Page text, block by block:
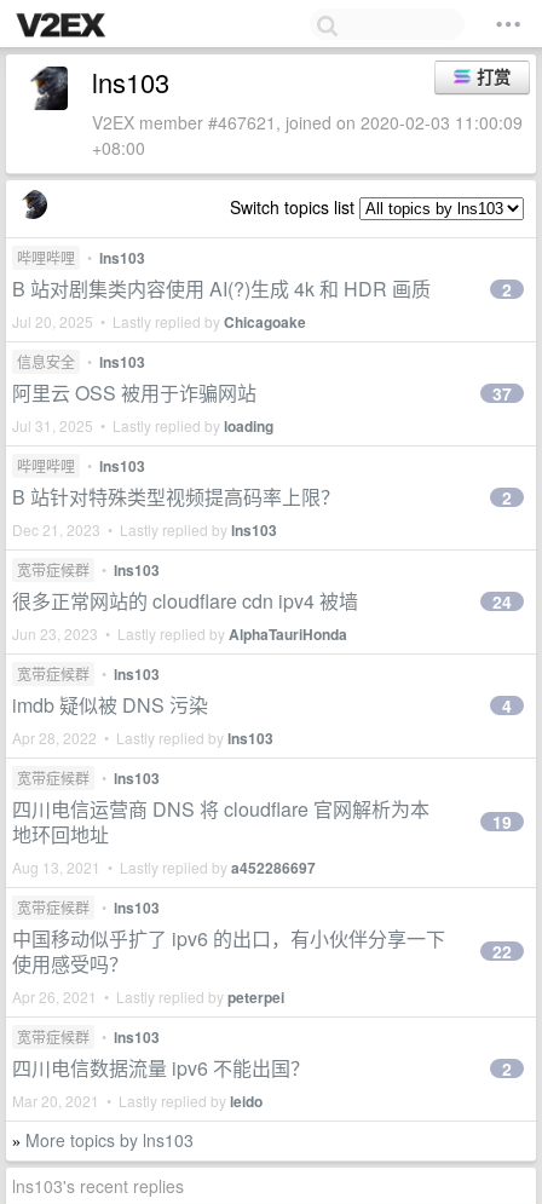
打赏
lns103
V2EX member #467621, joined on 2020-02-03 11:00:09
+08:00
Switch topics list
哔哩哔哩 • lns103
B 站对剧集类内容使用 AI(?)生成 4k 和 HDR 画质
Jul 20, 2025 • Lastly replied byChicagoake
2
信息安全 • lns103
阿里云 OSS 被用于诈骗网站
Jul 31, 2025 • Lastly replied byloading
37
哔哩哔哩 • lns103
B 站针对特殊类型视频提高码率上限？
Dec 21, 2023 • Lastly replied bylns103
2
宽带症候群 • lns103
很多正常网站的 cloudflare cdn ipv4 被墙
Jun 23, 2023 • Lastly replied byAlphaTauriHonda
24
宽带症候群 • lns103
imdb 疑似被 DNS 污染
Apr 28, 2022 • Lastly replied bylns103
4
宽带症候群 • lns103
四川电信运营商 DNS 将 cloudflare 官网解析为本
地环回地址
Aug 13, 2021 • Lastly replied bya452286697
19
宽带症候群 • lns103
中国移动似乎扩了 ipv6 的出口，有小伙伴分享一下
使用感受吗？
Apr 26, 2021 • Lastly replied bypeterpei
22
宽带症候群 • lns103
四川电信数据流量 ipv6 不能出国？
Mar 20, 2021 • Lastly replied byleido
2
» More topics by lns103
lns103's recent replies